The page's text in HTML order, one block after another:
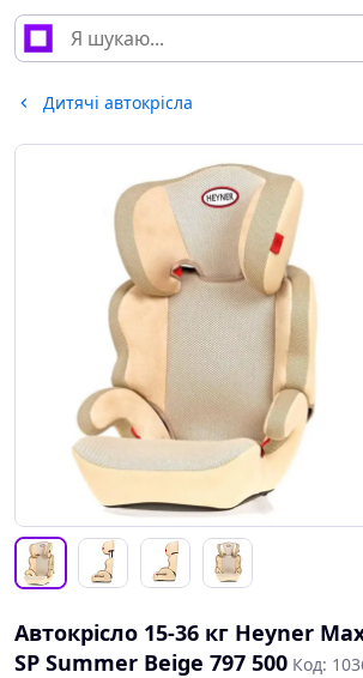
Дитячі автокрісла
Автокрісло 15-36 кг Heyner
SP Summer Beige 797 500 Код: